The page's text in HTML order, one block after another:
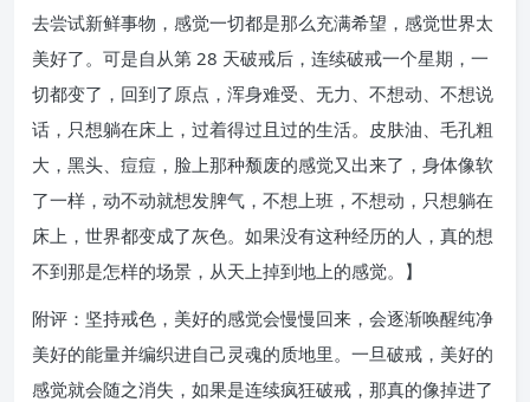
去尝试新鲜事物，感觉一切都是那么充满希望，感觉世界太
美好了。可是自从第 28 天破戒后，连续破戒一个星期，一
切都变了，回到了原点，浑身难受、无力、不想动、不想说
话，只想躺在床上，过着得过且过的生活。皮肤油、毛孔粗
大，黑头、痘痘，脸上那种颓废的感觉又出来了，身体像软
了一样，动不动就想发脾气，不想上班，不想动，只想躺在
床上，世界都变成了灰色。如果没有这种经历的人，真的想
不到那是怎样的场景，从天上掉到地上的感觉。】
附评：坚持戒色，美好的感觉会慢慢回来，会逐渐唤醒纯净
美好的能量并编织进自己灵魂的质地里。一旦破戒，美好的
感觉就会随之消失，如果是连续疯狂破戒，那真的像掉进了